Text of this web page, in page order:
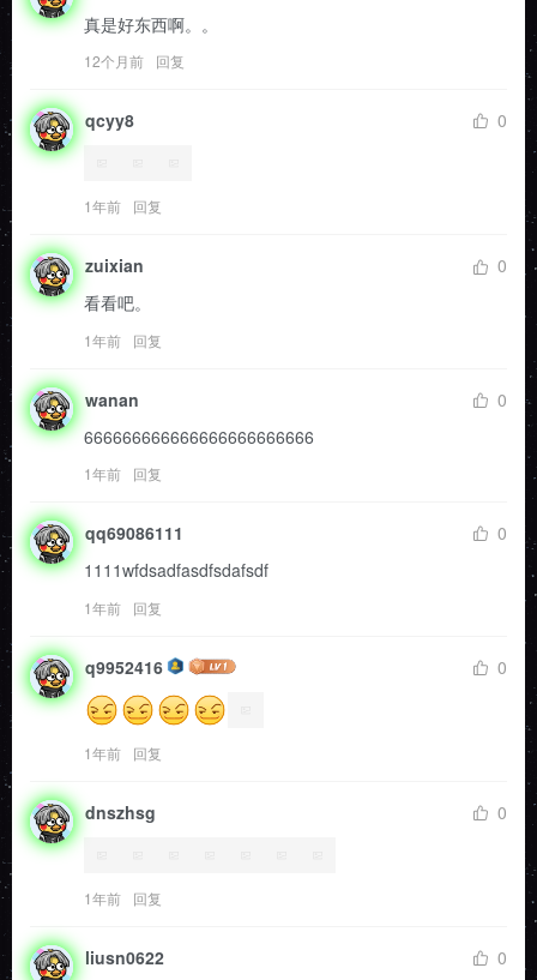
真是好东西啊。。
12个月前 回复
qcyy8 0
1年前 回复
zuixian
0
看看吧。
1年前 回复
wanan
0
666666666666666666666666
1年前 回复
qq69086111
0
1111wfdsadfasdfsdafsdf
1年前 回复
q9952416 0
1年前 回复
dnszhsg 0
1年前 回复
liusn0622 0